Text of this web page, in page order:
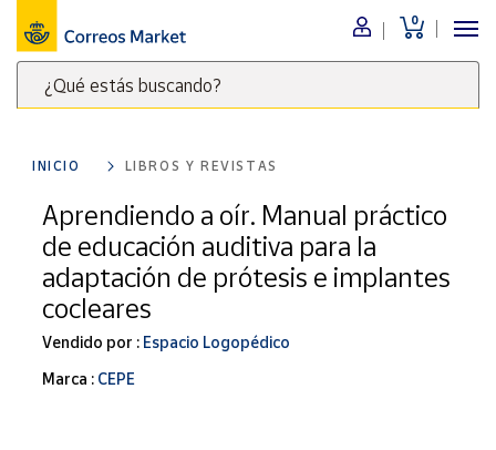
0
¿Qué estás buscando?
clave
para
buscar
productos
Correos
Market
Menú
Nuestro
catálogo
Alimentación
Bebidas
Ocio y cultura
Juguetes y
juegos
Libros y
INICIO LIBROS Y REVISTAS
Aprendiendo a oír. Manual práctico
de educación auditiva para la
adaptación de prótesis e implantes
cocleares
Vendido por : Espacio Logopédico
Marca : CEPE